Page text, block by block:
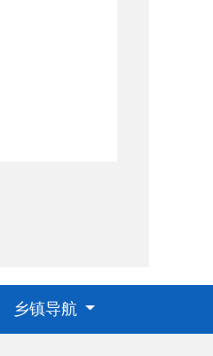
乡镇导航